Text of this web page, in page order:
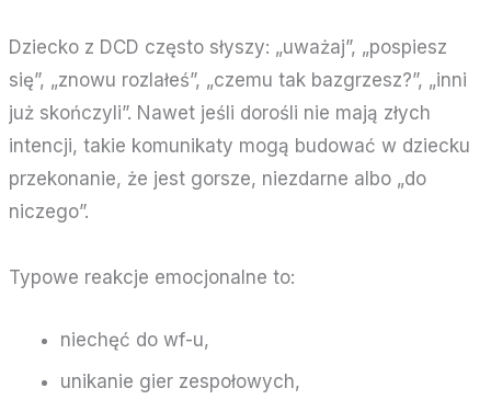
Dziecko z DCD często słyszy: „uważaj”, „pospiesz
się”, „znowu rozlałeś”, „czemu tak bazgrzesz?”, „inni
już skończyli”. Nawet jeśli dorośli nie mają złych
intencji, takie komunikaty mogą budować w dziecku
przekonanie, że jest gorsze, niezdarne albo „do
niczego”.
Typowe reakcje emocjonalne to:
niechęć do wf-u,
unikanie gier zespołowych,